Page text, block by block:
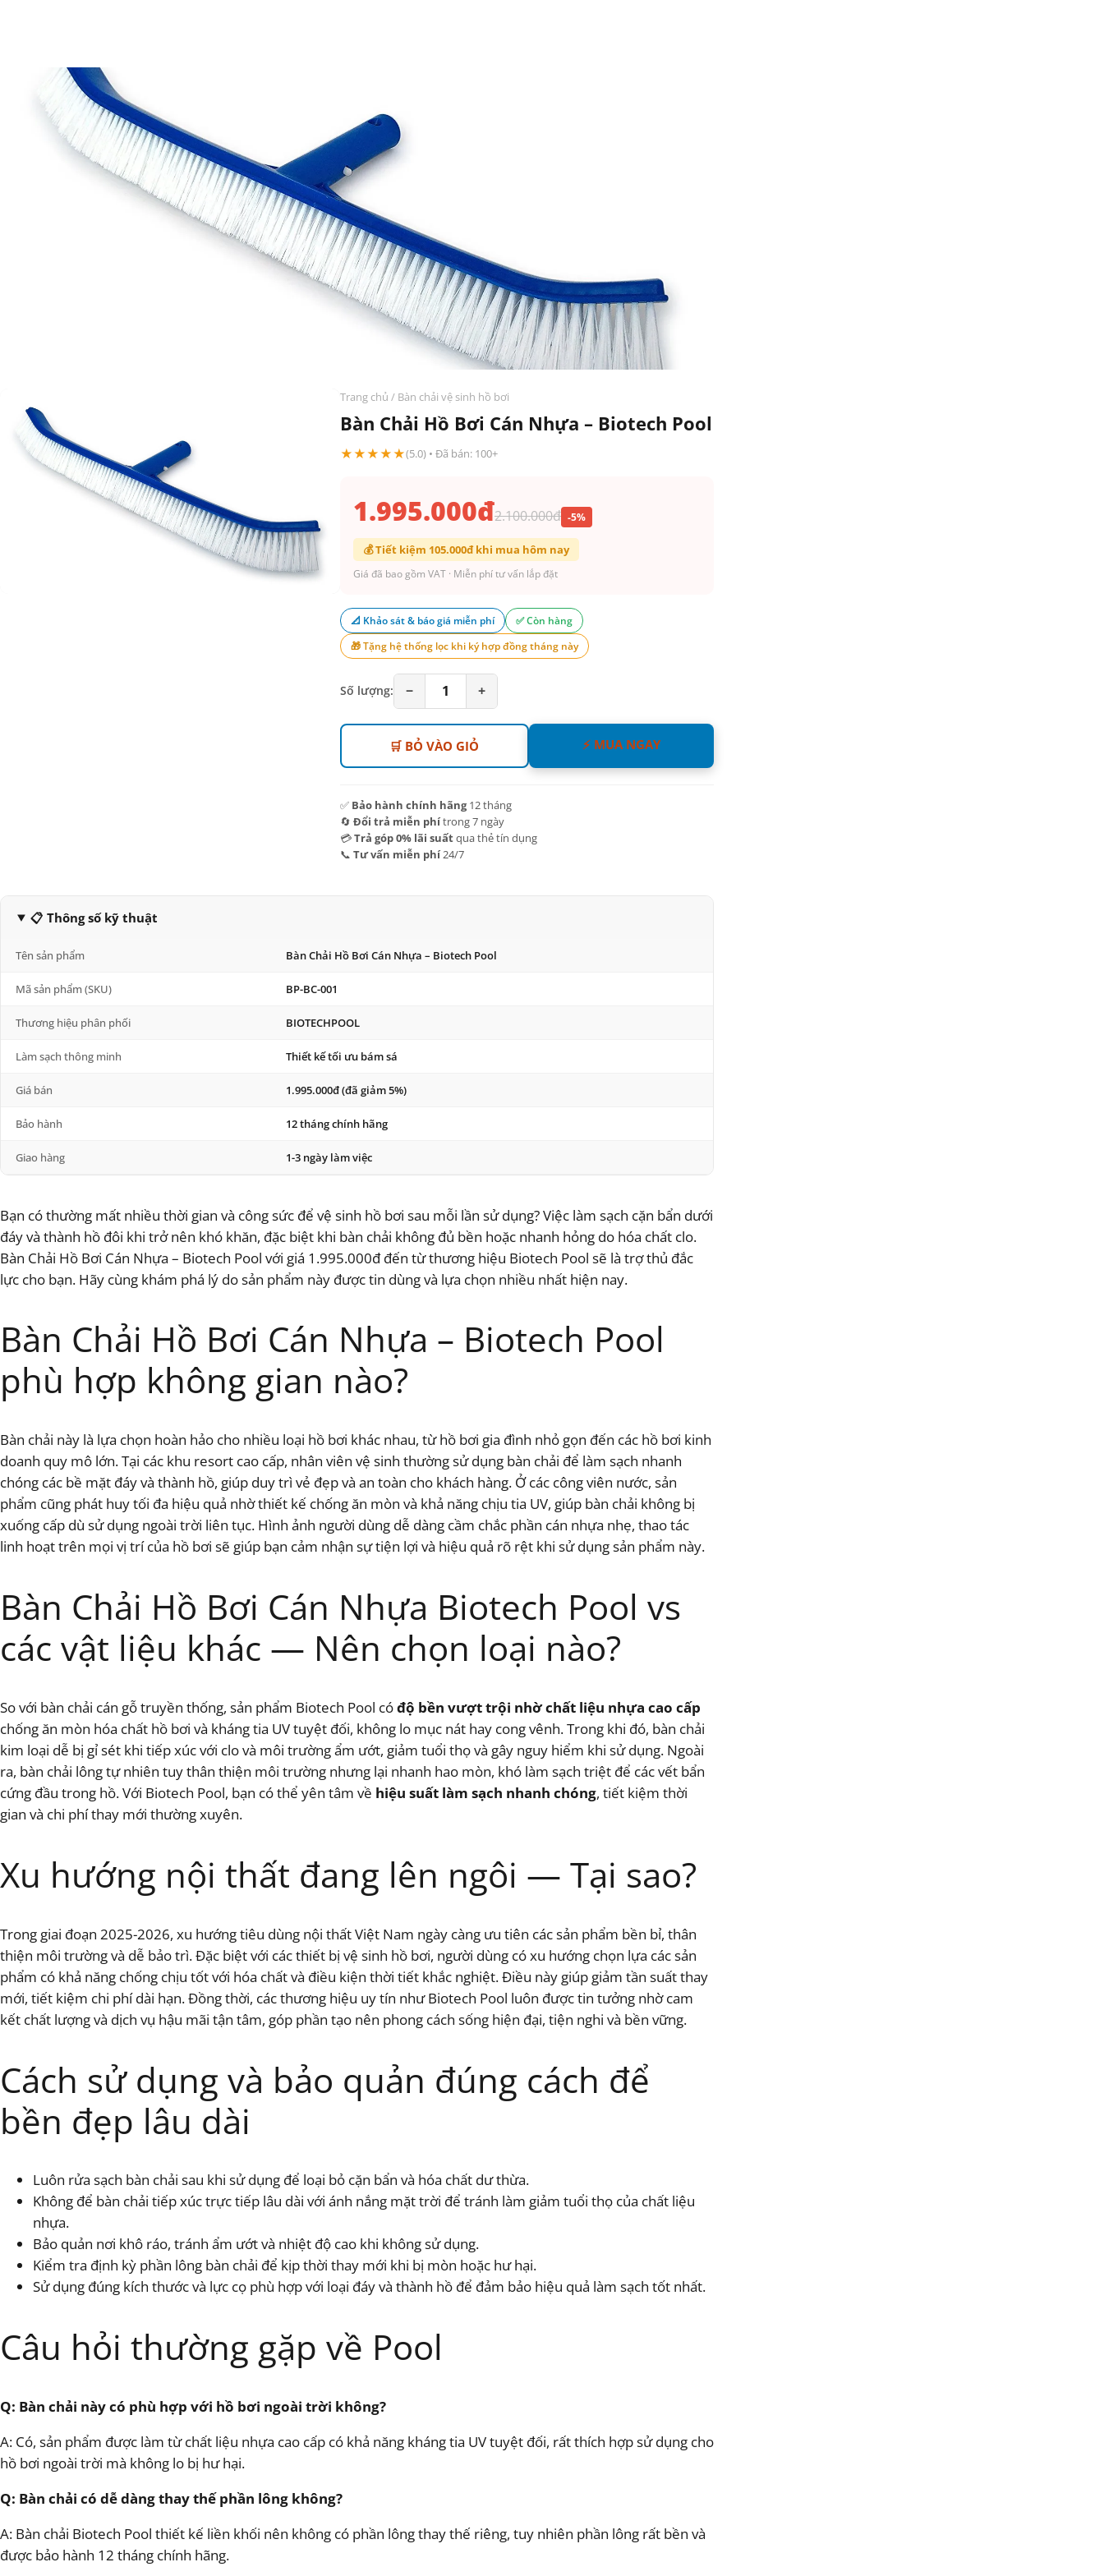
Trang chủ / Bàn chải vệ sinh hồ bơi
Bàn Chải Hồ Bơi Cán Nhựa – Biotech Pool
★★★★★(5.0) • Đã bán: 100+
1.995.000đ2.100.000đ -5%
💰 Tiết kiệm 105.000đ khi mua hôm nay
Giá đã bao gồm VAT · Miễn phí tư vấn lắp đặt
📐 Khảo sát & báo giá miễn phí
✅ Còn hàng
🎁 Tặng hệ thống lọc khi ký hợp đồng tháng này
Số lượng: − 1 +
🛒 BỎ VÀO GIỎ ⚡ MUA NGAY
✅ Bảo hành chính hãng12 tháng
🔄 Đổi trả miễn phítrong 7 ngày
💳Trả góp 0% lãi suấtqua thẻ tín dụng
📞 Tư vấn miễn phí24/7
📋 Thông số kỹ thuật
Tên sản phẩm Bàn Chải Hồ Bơi Cán Nhựa – Biotech Pool
Mã sản phẩm (SKU) BP-BC-001
Thương hiệu phân phối BIOTECHPOOL
Làm sạch thông minh Thiết kế tối ưu bám sá
Giá bán 1.995.000đ (đã giảm 5%)
Bảo hành 12 tháng chính hãng
Giao hàng 1-3 ngày làm việc
Bạn có thường mất nhiều thời gian và công sức để vệ sinh hồ bơi sau mỗi lần sử dụng? Việc làm sạch cặn bẩn dưới
đáy và thành hồ đôi khi trở nên khó khăn, đặc biệt khi bàn chải không đủ bền hoặc nhanh hỏng do hóa chất clo.
Bàn Chải Hồ Bơi Cán Nhựa – Biotech Pool với giá 1.995.000đ đến từ thương hiệu Biotech Pool sẽ là trợ thủ đắc
lực cho bạn. Hãy cùng khám phá lý do sản phẩm này được tin dùng và lựa chọn nhiều nhất hiện nay.
Bàn Chải Hồ Bơi Cán Nhựa – Biotech Pool
phù hợp không gian nào?
Bàn chải này là lựa chọn hoàn hảo cho nhiều loại hồ bơi khác nhau, từ hồ bơi gia đình nhỏ gọn đến các hồ bơi kinh
doanh quy mô lớn. Tại các khu resort cao cấp, nhân viên vệ sinh thường sử dụng bàn chải để làm sạch nhanh
chóng các bề mặt đáy và thành hồ, giúp duy trì vẻ đẹp và an toàn cho khách hàng. Ở các công viên nước, sản
phẩm cũng phát huy tối đa hiệu quả nhờ thiết kế chống ăn mòn và khả năng chịu tia UV, giúp bàn chải không bị
xuống cấp dù sử dụng ngoài trời liên tục. Hình ảnh người dùng dễ dàng cầm chắc phần cán nhựa nhẹ, thao tác
linh hoạt trên mọi vị trí của hồ bơi sẽ giúp bạn cảm nhận sự tiện lợi và hiệu quả rõ rệt khi sử dụng sản phẩm này.
Bàn Chải Hồ Bơi Cán Nhựa Biotech Pool vs
các vật liệu khác — Nên chọn loại nào?
So với bàn chải cán gỗ truyền thống, sản phẩm Biotech Pool cóđộ bền vượt trội nhờ chất liệu nhựa cao cấp
chống ăn mòn hóa chất hồ bơi và kháng tia UV tuyệt đối, không lo mục nát hay cong vênh. Trong khi đó, bàn chải
kim loại dễ bị gỉ sét khi tiếp xúc với clo và môi trường ẩm ướt, giảm tuổi thọ và gây nguy hiểm khi sử dụng. Ngoài
ra, bàn chải lông tự nhiên tuy thân thiện môi trường nhưng lại nhanh hao mòn, khó làm sạch triệt để các vết bẩn
cứng đầu trong hồ. Với Biotech Pool, bạn có thể yên tâm về hiệu suất làm sạch nhanh chóng, tiết kiệm thời
gian và chi phí thay mới thường xuyên.
Xu hướng nội thất đang lên ngôi — Tại sao?
Trong giai đoạn 2025-2026, xu hướng tiêu dùng nội thất Việt Nam ngày càng ưu tiên các sản phẩm bền bỉ, thân
thiện môi trường và dễ bảo trì. Đặc biệt với các thiết bị vệ sinh hồ bơi, người dùng có xu hướng chọn lựa các sản
phẩm có khả năng chống chịu tốt với hóa chất và điều kiện thời tiết khắc nghiệt. Điều này giúp giảm tần suất thay
mới, tiết kiệm chi phí dài hạn. Đồng thời, các thương hiệu uy tín như Biotech Pool luôn được tin tưởng nhờ cam
kết chất lượng và dịch vụ hậu mãi tận tâm, góp phần tạo nên phong cách sống hiện đại, tiện nghi và bền vững.
Cách sử dụng và bảo quản đúng cách để
bền đẹp lâu dài
Luôn rửa sạch bàn chải sau khi sử dụng để loại bỏ cặn bẩn và hóa chất dư thừa.
Không để bàn chải tiếp xúc trực tiếp lâu dài với ánh nắng mặt trời để tránh làm giảm tuổi thọ của chất liệu
nhựa.
Bảo quản nơi khô ráo, tránh ẩm ướt và nhiệt độ cao khi không sử dụng.
Kiểm tra định kỳ phần lông bàn chải để kịp thời thay mới khi bị mòn hoặc hư hại.
Sử dụng đúng kích thước và lực cọ phù hợp với loại đáy và thành hồ để đảm bảo hiệu quả làm sạch tốt nhất.
Câu hỏi thường gặp về Pool
Q: Bàn chải này có phù hợp với hồ bơi ngoài trời không?
A: Có, sản phẩm được làm từ chất liệu nhựa cao cấp có khả năng kháng tia UV tuyệt đối, rất thích hợp sử dụng cho
hồ bơi ngoài trời mà không lo bị hư hại.
Q: Bàn chải có dễ dàng thay thế phần lông không?
A: Bàn chải Biotech Pool thiết kế liền khối nên không có phần lông thay thế riêng, tuy nhiên phần lông rất bền và
được bảo hành 12 tháng chính hãng.